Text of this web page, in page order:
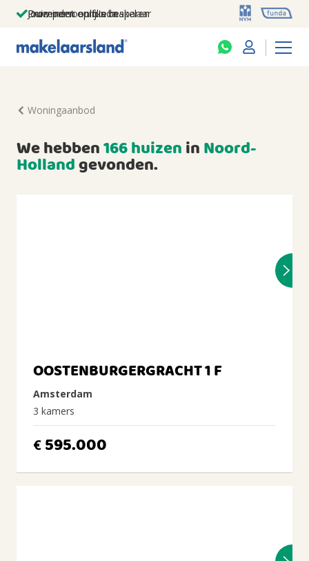
Jouw persoonlijke makelaar
Duizenden euro's besparen
Prominent op funda
Woningaanbod
We hebben166 huizeninNoord-
Hollandgevonden.
OOSTENBURGERGRACHT 1 F
Amsterdam
3 kamers
€ 595.000